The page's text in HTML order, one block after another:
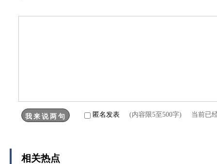
匿名发表 (内容限5至500字) 当前已
相关热点